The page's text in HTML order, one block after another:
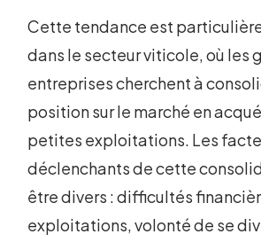
Cette tendance est
dans le secteur viticole, où les
entreprises cherchent à
position sur le marché en
petites exploitations. Les
déclenchants de cette
être divers : difficultés
exploitations, volonté de se